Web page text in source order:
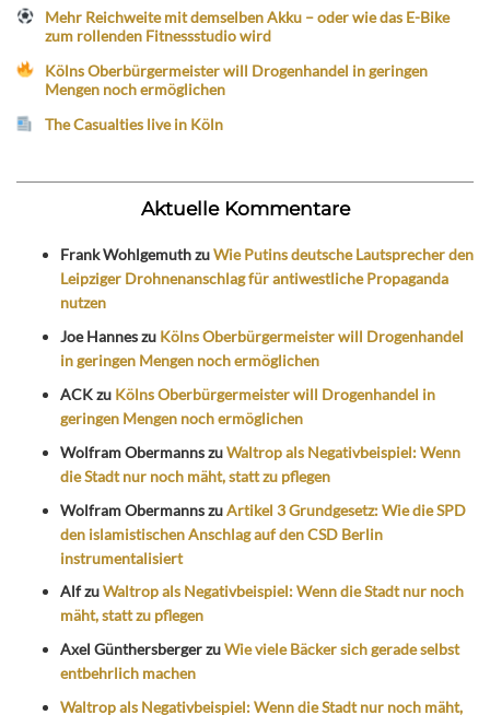
Mehr Reichweite mit demselben Akku – oder wie das E-Bike
zum rollenden Fitnessstudio wird
Kölns Oberbürgermeister will Drogenhandel in geringen
Mengen noch ermöglichen
The Casualties live in Köln
Aktuelle Kommentare
Frank WohlgemuthzuWie Putins deutsche Lautsprecher den
Leipziger Drohnenanschlag für antiwestliche Propaganda
nutzen
Joe Hanneszu Kölns Oberbürgermeister will Drogenhandel
in geringen Mengen noch ermöglichen
ACKzu Kölns Oberbürgermeister will Drogenhandel in
geringen Mengen noch ermöglichen
Wolfram ObermannszuWaltrop als Negativbeispiel: Wenn
die Stadt nur noch mäht, statt zu pflegen
Wolfram ObermannszuArtikel 3 Grundgesetz: Wie die SPD
den islamistischen Anschlag auf den CSD Berlin
instrumentalisiert
AlfzuWaltrop als Negativbeispiel: Wenn die Stadt nur noch
mäht, statt zu pflegen
Axel GünthersbergerzuWie viele Bäcker sich gerade selbst
entbehrlich machen
Waltrop als Negativbeispiel: Wenn die Stadt nur noch mäht,